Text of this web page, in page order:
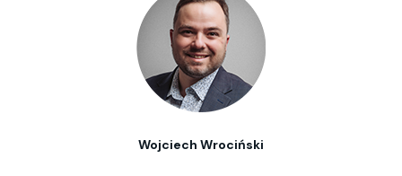
Wojciech Wrociński